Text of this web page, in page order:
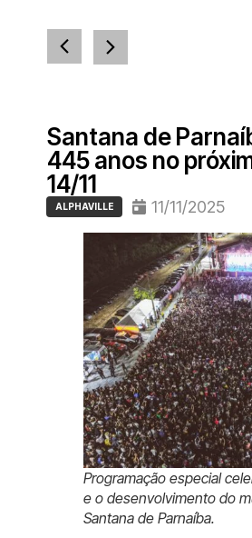
Santana de
445 anos no
14/11
ALPHAVILLE 11/11/2025
Programação especial
e o desenvolvimento do
Santana de Parnaíba.